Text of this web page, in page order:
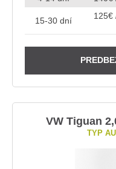
15-30 dní 125€
VW Tiguan
TYP